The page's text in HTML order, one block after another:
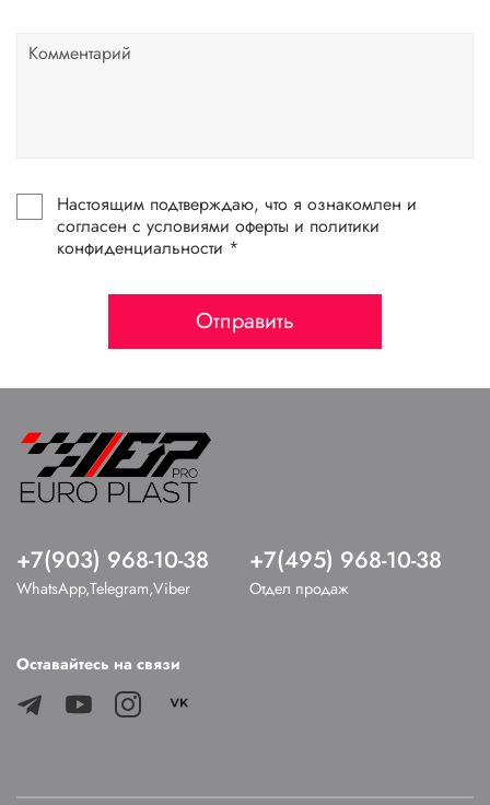
Настоящим подтверждаю, что я ознакомлен и
согласен с условиями оферты и политики
конфиденциальности *
Отправить
+7(903) 968-10-38
WhatsApp,Telegram,Viber
+7(495) 968-10-38
Отдел продаж
Оставайтесь на связи